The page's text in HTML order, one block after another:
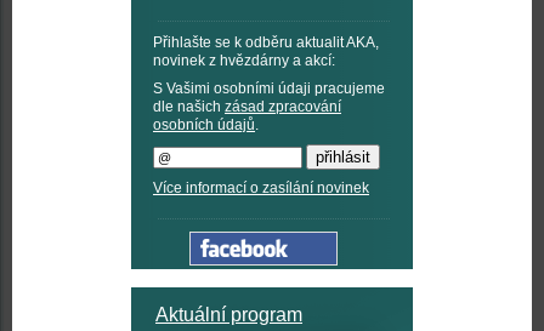
Přihlašte se k odběru aktualit AKA,
novinek z hvězdárny a akcí:
S Vašimi osobními údaji pracujeme
dle našich zásad zpracování
osobních údajů.
Více informací o zasílání novinek
Aktuální program